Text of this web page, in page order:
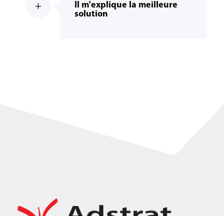
L
Il m'explique la meilleure
solution